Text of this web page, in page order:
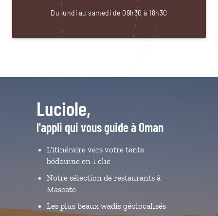
Du lundi au samedi de 09h30 à 18h30
Luciole,
l'appli qui vous guide à Oman
L’itinéraire vers votre tente
bédouine en 1 clic
Notre sélection de restaurants à
Mascate
Les plus beaux wadis géolocalisés